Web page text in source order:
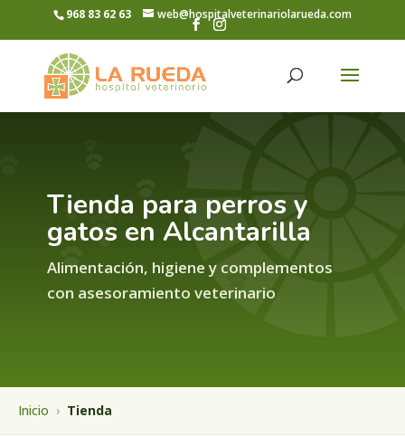
968 83 62 63 web@hospitalveterinariolarueda.com
Tienda para perros y
gatos en Alcantarilla
Alimentación, higiene y complementos
con asesoramiento veterinario
Inicio › Tienda